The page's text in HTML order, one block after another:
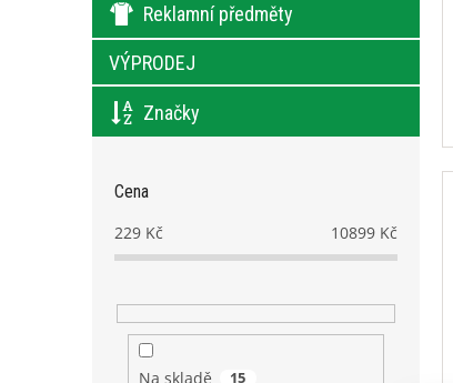
Reklamní předměty
VÝPRODEJ
Značky
Cena
229 Kč 10899 Kč
Na skladě 15